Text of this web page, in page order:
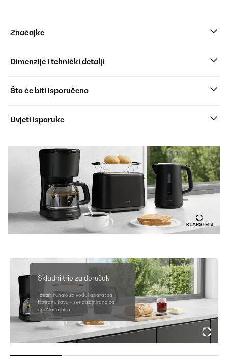
Značajke
Dimenzije i tehnički detalji
Što će biti isporučeno
Uvjeti isporuke
Skladni trio za doručak
Toster, kuhalo za vodu i aparat za
filtriranu kavu – sve dizajnirano za
opušteno jutro.